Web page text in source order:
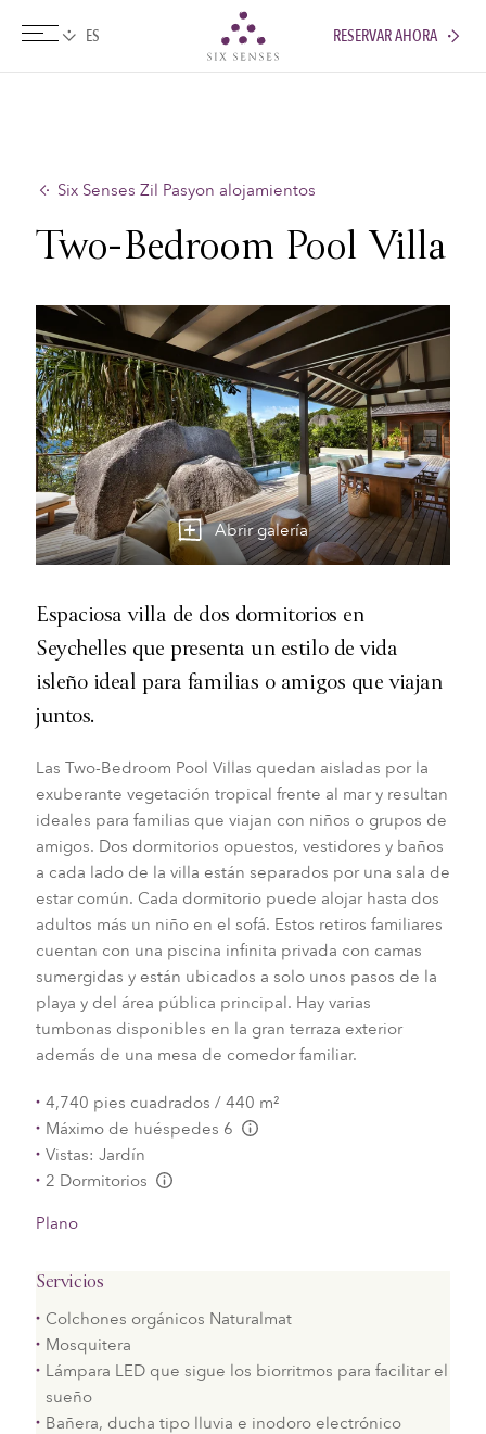
Six sensesRESERVAR AHORA
Six Senses Zil Pasyon alojamientos
Two-Bedroom Pool Villa
Abrir galería
Espaciosa villa de dos dormitorios en
Seychelles que presenta un estilo de vida
isleño ideal para familias o amigos que viajan
juntos.
Las Two-Bedroom Pool Villas quedan aisladas por la
exuberante vegetación tropical frente al mar y resultan
ideales para familias que viajan con niños o grupos de
amigos. Dos dormitorios opuestos, vestidores y baños
a cada lado de la villa están separados por una sala de
estar común. Cada dormitorio puede alojar hasta dos
adultos más un niño en el sofá. Estos retiros familiares
cuentan con una piscina infinita privada con camas
sumergidas y están ubicados a solo unos pasos de la
playa y del área pública principal. Hay varias
tumbonas disponibles en la gran terraza exterior
además de una mesa de comedor familiar.
4,740 pies cuadrados / 440 m²
Máximo de huéspedes 6
Vistas: Jardín
2 Dormitorios
Plano
Servicios
Colchones orgánicos Naturalmat
Mosquitera
Lámpara LED que sigue los biorritmos para facilitar el
sueño
Bañera, ducha tipo lluvia e inodoro electrónico